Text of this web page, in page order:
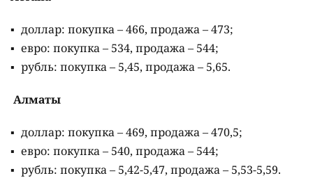
доллар: покупка – 466, продажа – 473;
евро: покупка – 534, продажа – 544;
рубль: покупка – 5,45, продажа – 5,65.
Алматы
доллар: покупка – 469, продажа – 470,5;
евро: покупка – 540, продажа – 544;
рубль: покупка – 5,42-5,47, продажа – 5,53-5,59.